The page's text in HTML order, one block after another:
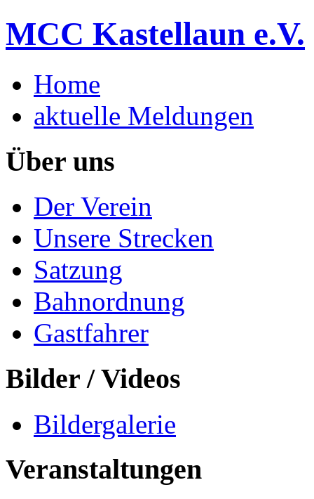
MCC Kastellaun e.V.
Home
aktuelle Meldungen
Über uns
Der Verein
Unsere Strecken
Satzung
Bahnordnung
Gastfahrer
Bilder / Videos
Bildergalerie
Veranstaltungen